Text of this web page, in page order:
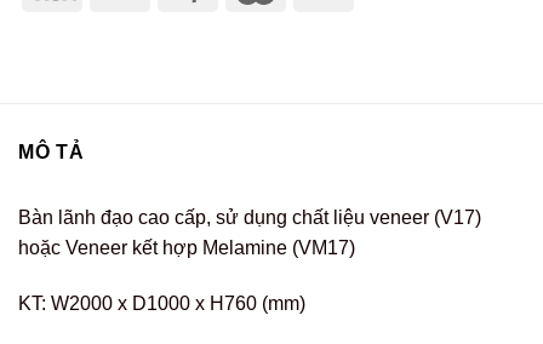
MÔ TẢ
Bàn lãnh đạo cao cấp, sử dụng chất liệu veneer (V17)
hoặc Veneer kết hợp Melamine (VM17)
KT: W2000 x D1000 x H760 (mm)